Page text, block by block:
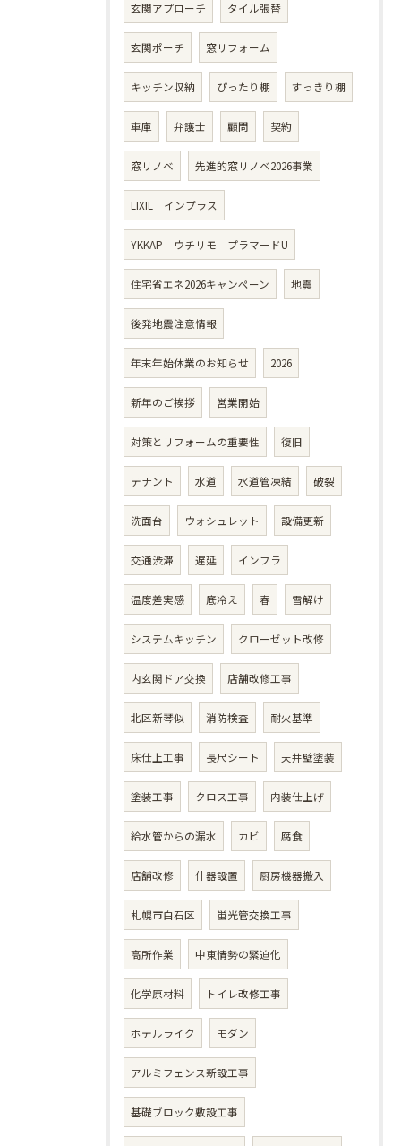
玄関アプローチ タイル張替
玄関ポーチ 窓リフォーム
キッチン収納 ぴったり棚 すっきり棚
車庫 弁護士 顧問 契約
窓リノベ 先進的窓リノベ2026事業
LIXIL インプラス
YKKAP ウチリモ プラマードU
住宅省エネ2026キャンペーン 地震
後発地震注意情報
年末年始休業のお知らせ 2026
新年のご挨拶 営業開始
対策とリフォームの重要性 復旧
テナント 水道 水道管凍結 破裂
洗面台 ウォシュレット 設備更新
交通渋滞 遅延 インフラ
温度差実感 底冷え 春 雪解け
システムキッチン クローゼット改修
内玄関ドア交換 店舗改修工事
北区新琴似 消防検査 耐火基準
床仕上工事 長尺シート 天井壁塗装
塗装工事 クロス工事 内装仕上げ
給水管からの漏水 カビ 腐食
店舗改修 什器設置 厨房機器搬入
札幌市白石区 蛍光管交換工事
高所作業 中東情勢の緊迫化
化学原材料 トイレ改修工事
ホテルライク モダン
アルミフェンス新設工事
基礎ブロック敷設工事